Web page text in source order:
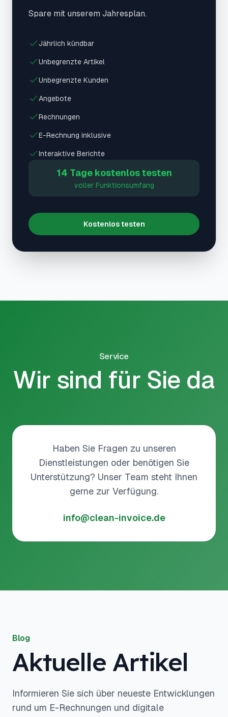
Spare mit unserem Jahresplan.
Jährlich kündbar
Unbegrenzte Artikel
Unbegrenzte Kunden
Angebote
Rechnungen
E-Rechnung inklusive
Interaktive Berichte
14 Tage kostenlos testen
voller Funktionsumfang
Kostenlos testen
Service
Wir sind für Sie da
Haben Sie Fragen zu unseren
Dienstleistungen oder benötigen Sie
Unterstützung? Unser Team steht Ihnen
gerne zur Verfügung.
info@clean-invoice.de
Blog
Aktuelle Artikel
Informieren Sie sich über neueste Entwicklungen
rund um E-Rechnungen und digitale